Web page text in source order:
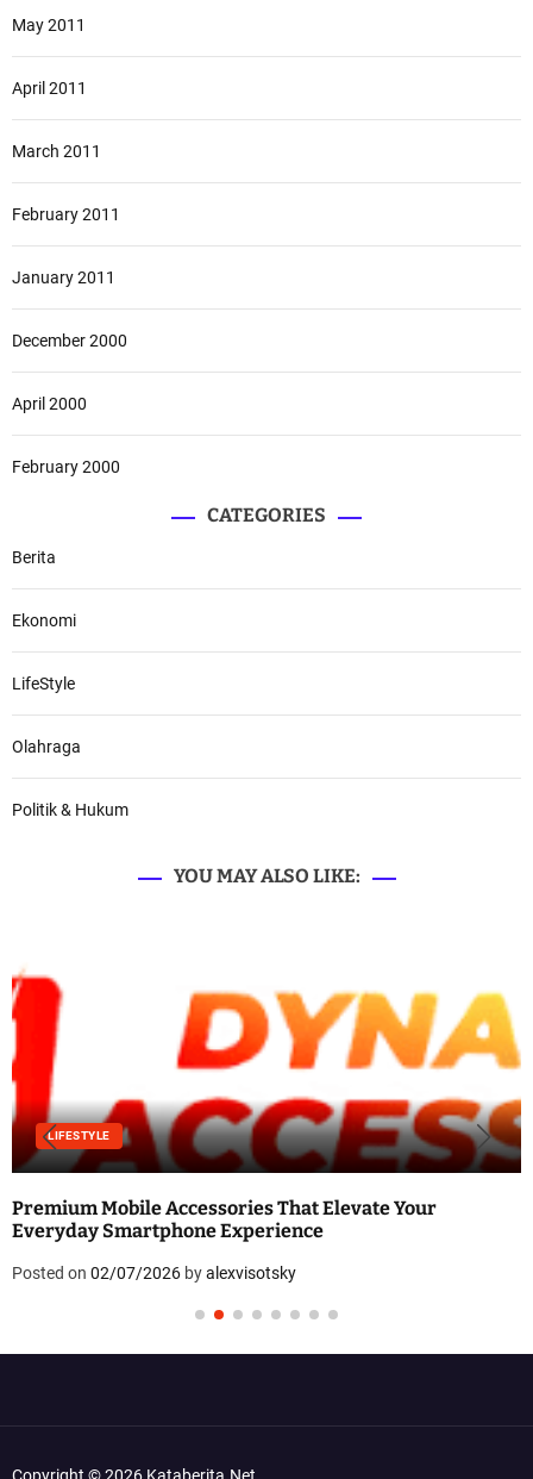
May 2011
April 2011
March 2011
February 2011
January 2011
December 2000
April 2000
February 2000
CATEGORIES
Berita
Ekonomi
LifeStyle
Olahraga
Politik & Hukum
YOU MAY ALSO LIKE:
LIFESTYLE
Premium Mobile Accessories That Elevate Your
Everyday Smartphone Experience
Posted on 02/07/2026 byalexvisotsky